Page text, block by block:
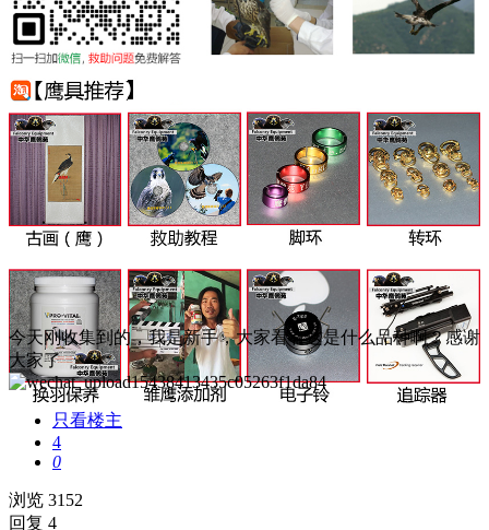
今天刚收集到的，我是新手，大家看看这是什么品种啊？感谢
大家了
只看楼主
4
0
浏览 3152
回复 4